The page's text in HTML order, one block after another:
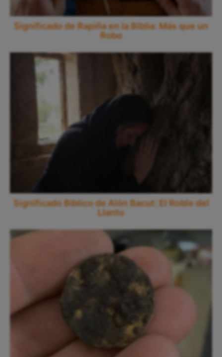
Significado de Rapiña en la Biblia: Más que un
Robo
Significado Bíblico de Alón Bacut: El Roble del
Llanto